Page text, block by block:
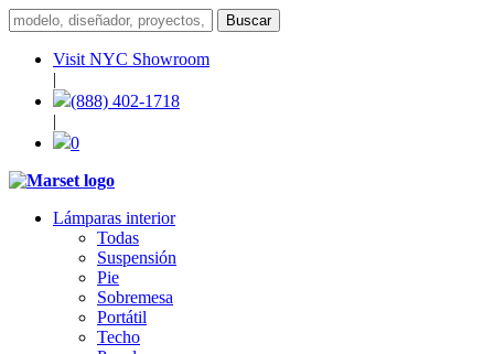
Visit NYC Showroom
|
(888) 402-1718
|
0
Lámparas interior
Todas
Suspensión
Pie
Sobremesa
Portátil
Techo